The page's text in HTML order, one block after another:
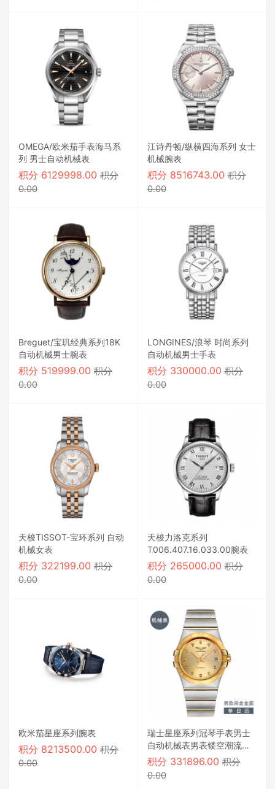
OMEGA/欧米茄手表海马系
列 男士自动机械表
积分 6129998.00 积分
0.00
江诗丹顿/纵横四海系列 女士
机械腕表
积分 8516743.00积分
0.00
Breguet/宝玑经典系列18K
自动机械男士腕表
积分 519999.00 积分
0.00
LONGINES/浪琴 时尚系列
自动机械男士手表
积分 330000.00积分
0.00
天梭TISSOT-宝环系列 自动
机械女表
积分 322199.00 积分
0.00
天梭力洛克系列
T006.407.16.033.00腕表
积分 265000.00积分
0.00
欧米茄星座系列腕表
积分 8213500.00 积分
0.00
瑞士星座系列冠琴手表男士
自动机械表男表镂空潮流夜
光防水男腕表
积分 331896.00积分
0.00